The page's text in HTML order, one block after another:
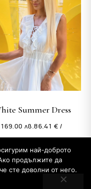
Summer Dress
86.41 € /
169.00 лв.
на Цеци Бакалова
най-доброто
продължите да
сте доволни от него.